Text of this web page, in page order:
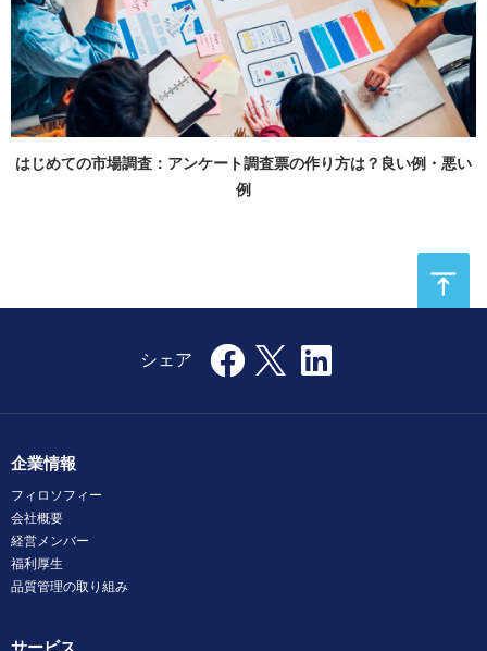
はじめての市場調査：アンケート調査票の作り方は？良い例・悪い
例
企業情報
フィロソフィー
会社概要
経営メンバー
福利厚生
品質管理の取り組み